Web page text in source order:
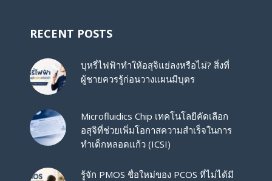
RECENT POSTS
บุหรี่ไฟฟ้าทำให้อสุจิแย่ลงหรือไม่? สิ่งที่
ผู้ชายควรรู้ก่อนวางแผนมีบุตร
Microfluidics Chip เทคโนโลยีคัดเลือก
อสุจิที่ช่วยเพิ่มโอกาสความสำเร็จในการ
ทำเด็กหลอดแก้ว (ICSI)
รู้จัก PMOS ชื่อใหม่ของ PCOS ที่ไม่ได้มี